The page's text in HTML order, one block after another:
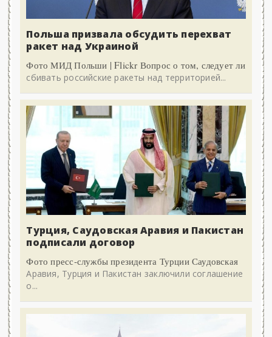
Польша призвала обсудить перехват
ракет над Украиной
Фото МИД Польши | Flickr Вопрос о том, следует ли
сбивать российские ракеты над территорией...
Турция, Саудовская Аравия и Пакистан
подписали договор
Фото пресс-службы президента Турции Саудовская
Аравия, Турция и Пакистан заключили соглашение
о...